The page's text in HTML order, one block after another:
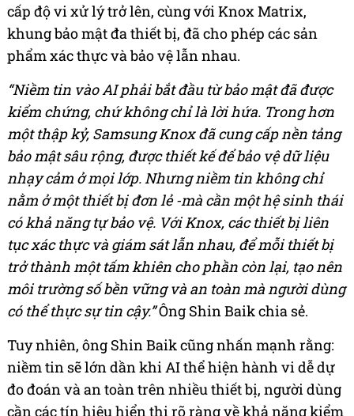
cấp độ vi xử lý trở lên, cùng với Knox Matrix,
khung bảo mật đa thiết bị, đã cho phép các sản
phẩm xác thực và bảo vệ lẫn nhau.
“Niềm tin vào AI phải bắt đầu từ bảo mật đã được
kiểm chứng, chứ không chỉ là lời hứa. Trong hơn
một thập kỷ, Samsung Knox đã cung cấp nền tảng
bảo mật sâu rộng, được thiết kế để bảo vệ dữ liệu
nhạy cảm ở mọi lớp.Nhưng niềm tin không chỉ
nằm ở một thiết bị đơn lẻ -mà cần một hệ sinh thái
có khả năng tự bảo vệ. Với Knox, các thiết bị liên
tục xác thực và giám sát lẫn nhau, để mỗi thiết bị
trở thành một tấm khiên cho phần còn lại, tạo nên
môi trường số bền vững và an toàn mà người dùng
có thể thực sự tin cậy.”Ông Shin Baik chia sẻ.
Tuy nhiên, ông Shin Baik cũng nhấn mạnh rằng:
niềm tin sẽ lớn dần khi AI thể hiện hành vi dễ dự
đo đoán và an toàn trên nhiều thiết bị, người dùng
cần các tín hiệu hiển thị rõ ràng về khả năng kiểm